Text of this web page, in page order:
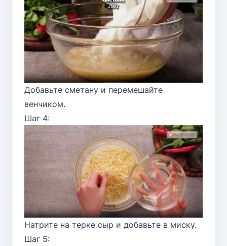
Добавьте сметану и перемешайте
венчиком.
Шаг 4:
Натрите на терке сыр и добавьте в миску.
Шаг 5: